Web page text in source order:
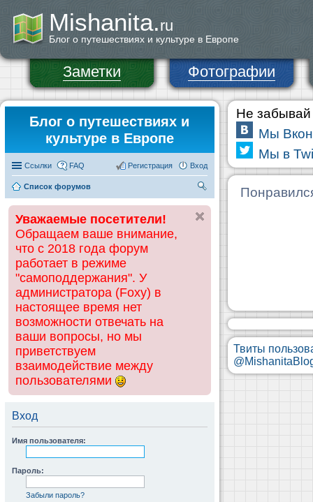
Mishanita.ru
Блог о путешествиях и культуре в Европе
Заметки Фотографии
Блог о путешествиях и
культуре в Европе
Ссылки FAQ Вход
Регистрация
Список форумов
ск
Уважаемые посетители!
Обращаем ваше внимание,
что с 2018 года форум
работает в режиме
"самоподдержания". У
администратора (Foxy) в
настоящее время нет
возможности отвечать на
ваши вопросы, но мы
приветствуем
взаимодействие между
пользователями
Вход
Имя пользователя:
Пароль:
Забыли пароль?
Не забывай
Мы
Мы в
Твиты